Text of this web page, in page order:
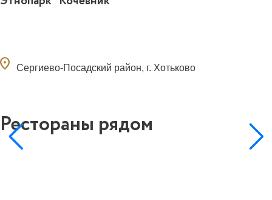
Сергиево-Посадский район, г. Хотьково
Рестораны рядом